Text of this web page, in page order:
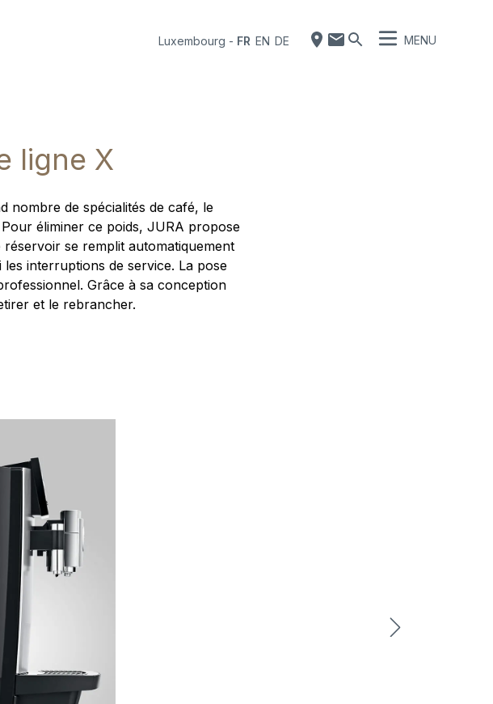
Luxembourg - FR EN DE MENU
ligne X
nombre de spécialités de café, le
éliminer ce poids, JURA propose
réservoir se remplit automatiquement
les interruptions de service. La pose
Grâce à sa conception
et le rebrancher.